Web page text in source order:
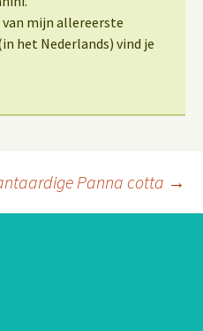
van mijn allereerste
het Nederlands) vind je
Panna cotta →